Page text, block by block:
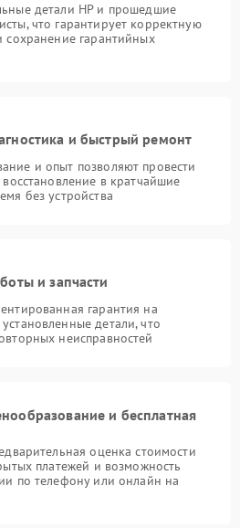
детали HP и прошедшие
что гарантирует корректную
сохранение гарантийных
и быстрый ремонт
и опыт позволяют провести
восстановление в кратчайшие
без устройства
и запчасти
гарантия на
детали, что
неисправностей
и бесплатная
оценка стоимости
платежей и возможность
по телефону или онлайн на